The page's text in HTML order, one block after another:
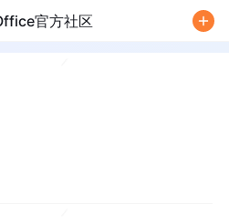
官方社区